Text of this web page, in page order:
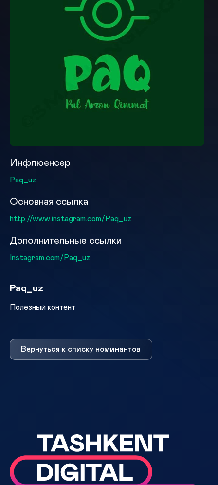
Инфлюенсер
Paq_uz
Основная ссылка
http://www.instagram.com/Paq_uz
Дополнительные ссылки
Instagram.com/Paq_uz
Paq_uz
Полезный контент
Вернуться к списку номинантов